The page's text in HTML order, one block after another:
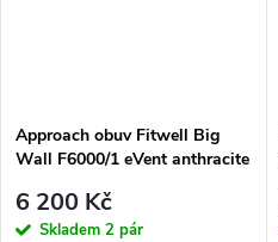
Approach obuv Fitwell Big
Wall F6000/1 eVent anthracite
6 200 Kč
Skladem 2 pár